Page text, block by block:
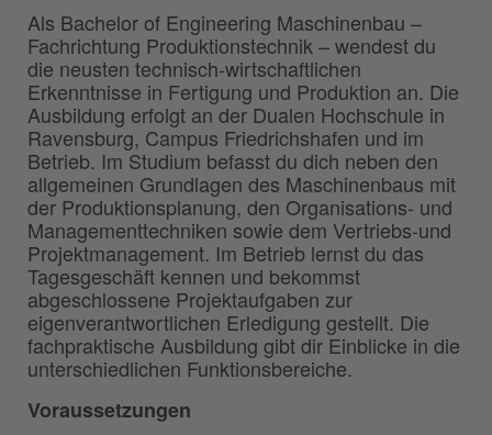
Als Bachelor of Engineering Maschinenbau –
Fachrichtung Produktionstechnik – wendest du
die neusten technisch-wirtschaftlichen
Erkenntnisse in Fertigung und Produktion an. Die
Ausbildung erfolgt an der Dualen Hochschule in
Ravensburg, Campus Friedrichshafen und im
Betrieb. Im Studium befasst du dich neben den
allgemeinen Grundlagen des Maschinenbaus mit
der Produktionsplanung, den Organisations- und
Managementtechniken sowie dem Vertriebs-und
Projektmanagement. Im Betrieb lernst du das
Tagesgeschäft kennen und bekommst
abgeschlossene Projektaufgaben zur
eigenverantwortlichen Erledigung gestellt. Die
fachpraktische Ausbildung gibt dir Einblicke in die
unterschiedlichen Funktionsbereiche.
Voraussetzungen